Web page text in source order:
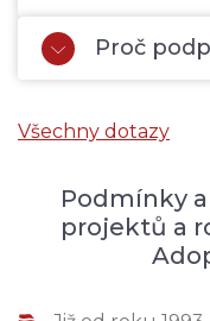
Proč
Všechny dotazy
Podmínky
projektů a